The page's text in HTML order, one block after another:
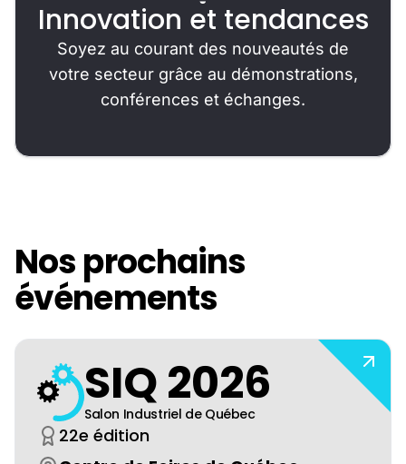
Innovation et tendances
Soyez au courant des nouveautés de
votre secteur grâce au démonstrations,
conférences et échanges.
Nos prochains
événements
SIQ 2026
Salon Industriel de Québec
22e édition